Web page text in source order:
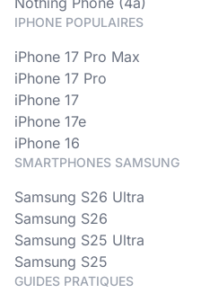
IPHONE POPULAIRES
iPhone 17 Pro Max
iPhone 17 Pro
iPhone 17
iPhone 17e
iPhone 16
SMARTPHONES SAMSUNG
Samsung S26 Ultra
Samsung S26
Samsung S25 Ultra
Samsung S25
GUIDES PRATIQUES